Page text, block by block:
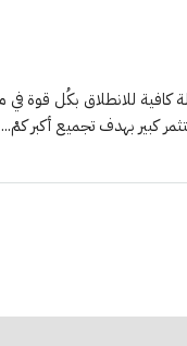
كافية للانطلاق بكُل قوة
كبير بهدف تجميع أكبر كمْ...